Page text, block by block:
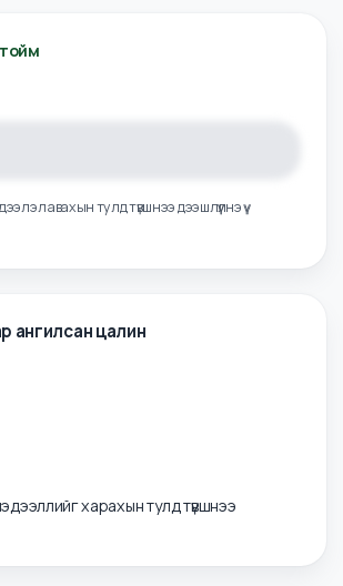
авахын тулд түвшнээ дээшлүүлнэ үү
ангилсан цалин